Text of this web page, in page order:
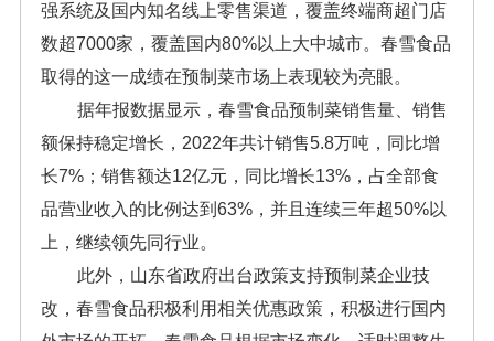
强系统及国内知名线上零售渠道，覆盖终端商超门店
数超7000家，覆盖国内80%以上大中城市。春雪食品
取得的这一成绩在预制菜市场上表现较为亮眼。
据年报数据显示，春雪食品预制菜销售量、销售
额保持稳定增长，2022年共计销售5.8万吨，同比增
长7%；销售额达12亿元，同比增长13%，占全部食
品营业收入的比例达到63%，并且连续三年超50%以
上，继续领先同行业。
此外，山东省政府出台政策支持预制菜企业技
改，春雪食品积极利用相关优惠政策，积极进行国内